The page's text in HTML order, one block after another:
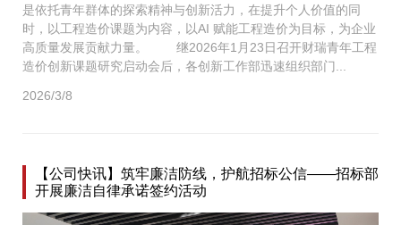
是依托青年群体的探索精神与创新活力，在提升个人价值的同
时，以工程造价课题为内容，以AI 赋能工程造价为目标，为企业
高质量发展贡献力量。 继2026年1月23日召开财瑞青年工程
造价创新课题研究启动会后，各创新工作部迅速组织部门...
2026/3/8
【公司快讯】筑牢廉洁防线，护航招标公信——招标部
开展廉洁自律承诺签约活动